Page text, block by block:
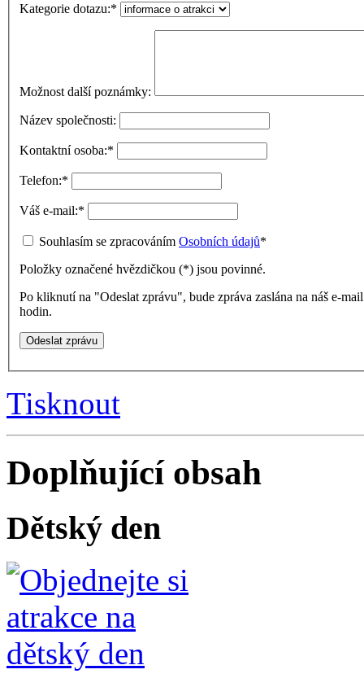
Kategorie dotazu:*
Možnost další poznámky:
Název společnosti:
Kontaktní osoba:*
Telefon:*
Váš e-mail:*
Souhlasím se zpracováním Osobních údajů*
Položky označené hvězdičkou (*) jsou povinné.
Po kliknutí na "Odeslat zprávu", bude zpráva zaslána na náš e-
hodin.
Tisknout
Doplňující obsah
Dětský den